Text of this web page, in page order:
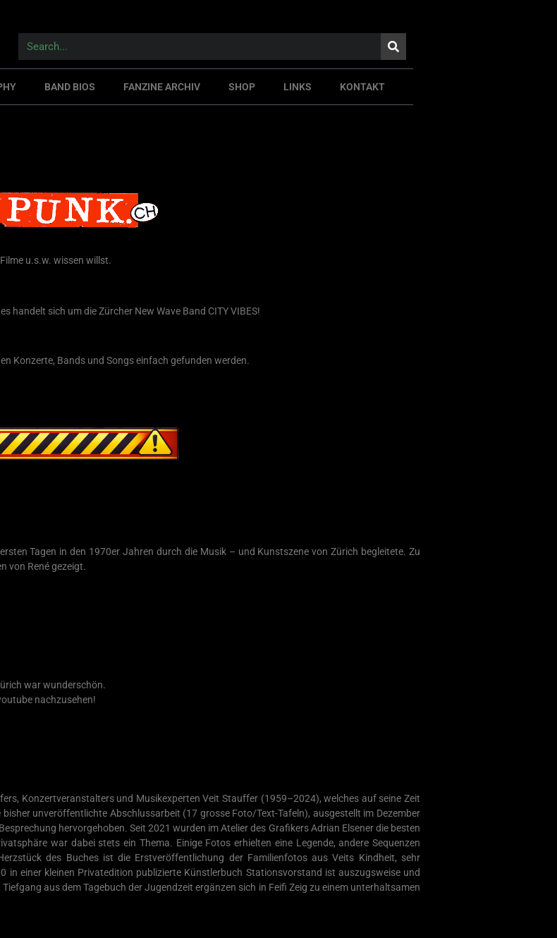
BAND BIOS FANZINE ARCHIV SHOP LINKS KONTAKT
u.s.w. wissen willst.
handelt sich um die Zürcher New Wave Band CITY VIBES!
Konzerte, Bands und Songs einfach gefunden werden.
Tagen in den 1970er Jahren durch die Musik – und Kunstszene von Zürich begleitete. Zu
von René gezeigt.
war wunderschön.
nachzusehen!
Konzertveranstalters und Musikexperten Veit Stauffer (1959–2024), welches auf seine Zeit
unveröffentlichte Abschlussarbeit (17 grosse Foto/Text-Tafeln), ausgestellt im Dezember
hervorgehoben. Seit 2021 wurden im Atelier des Grafikers Adrian Elsener die besten
war dabei stets ein Thema. Einige Fotos erhielten eine Legende, andere Sequenzen
des Buches ist die Erstveröffentlichung der Familienfotos aus Veits Kindheit, sehr
einer kleinen Privatedition publizierte Künstlerbuch Stationsvorstand ist auszugsweise und
aus dem Tagebuch der Jugendzeit ergänzen sich in Feifi Zeig zu einem unterhaltsamen